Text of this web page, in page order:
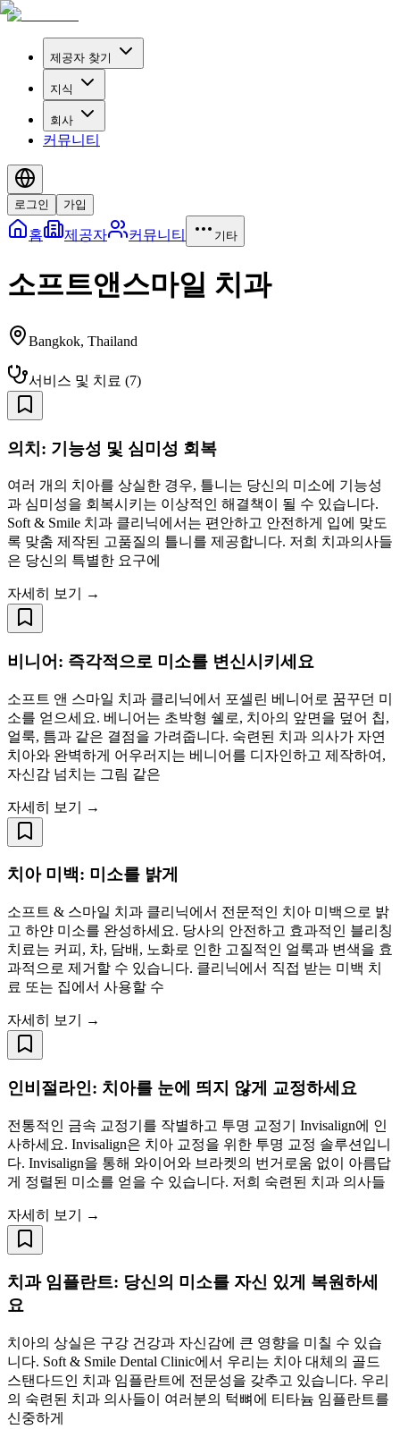
제공자 찾기
지식
회사
커뮤니티
로그인 가입
홈 제공자 커뮤니티 기타
소프트앤스마일 치과
Bangkok, Thailand
서비스 및 치료 (7)
의치: 기능성 및 심미성 회복
여러 개의 치아를 상실한 경우, 틀니는 당신의 미소에 기능성
과 심미성을 회복시키는 이상적인 해결책이 될 수 있습니다.
Soft & Smile 치과 클리닉에서는 편안하고 안전하게 입에 맞도
록 맞춤 제작된 고품질의 틀니를 제공합니다. 저희 치과의사들
은 당신의 특별한 요구에
자세히 보기 →
비니어: 즉각적으로 미소를 변신시키세요
소프트 앤 스마일 치과 클리닉에서 포셀린 베니어로 꿈꾸던 미
소를 얻으세요. 베니어는 초박형 쉘로, 치아의 앞면을 덮어 칩,
얼룩, 틈과 같은 결점을 가려줍니다. 숙련된 치과 의사가 자연
치아와 완벽하게 어우러지는 베니어를 디자인하고 제작하여,
자신감 넘치는 그림 같은
자세히 보기 →
치아 미백: 미소를 밝게
소프트 & 스마일 치과 클리닉에서 전문적인 치아 미백으로 밝
고 하얀 미소를 완성하세요. 당사의 안전하고 효과적인 블리칭
치료는 커피, 차, 담배, 노화로 인한 고질적인 얼룩과 변색을 효
과적으로 제거할 수 있습니다. 클리닉에서 직접 받는 미백 치
료 또는 집에서 사용할 수
자세히 보기 →
인비절라인: 치아를 눈에 띄지 않게 교정하세요
전통적인 금속 교정기를 작별하고 투명 교정기 Invisalign에 인
사하세요. Invisalign은 치아 교정을 위한 투명 교정 솔루션입니
다. Invisalign을 통해 와이어와 브라켓의 번거로움 없이 아름답
게 정렬된 미소를 얻을 수 있습니다. 저희 숙련된 치과 의사들
자세히 보기 →
치과 임플란트: 당신의 미소를 자신 있게 복원하세
요
치아의 상실은 구강 건강과 자신감에 큰 영향을 미칠 수 있습
니다. Soft & Smile Dental Clinic에서 우리는 치아 대체의 골드
스탠다드인 치과 임플란트에 전문성을 갖추고 있습니다. 우리
의 숙련된 치과 의사들이 여러분의 턱뼈에 티타늄 임플란트를
신중하게